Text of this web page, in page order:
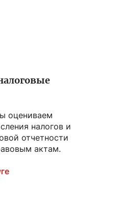
оцениваем
налогов и
отчетности
актам.